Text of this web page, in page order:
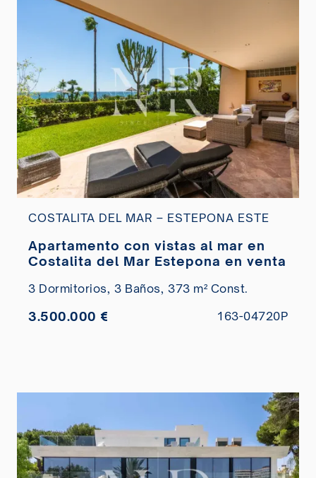
COSTALITA DEL MAR – ESTEPONA ESTE
Apartamento con vistas al mar en
Costalita del Mar Estepona en venta
3 Dormitorios, 3 Baños, 373 m² Const.
3.500.000 € 163-04720P